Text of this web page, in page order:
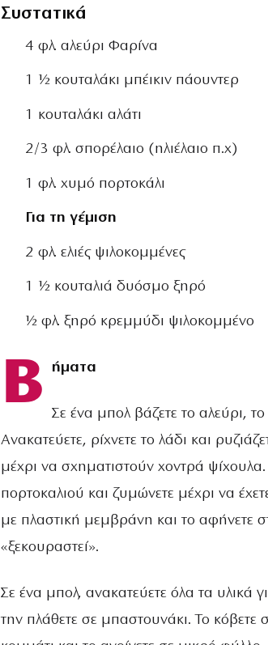
Συστατικά
4 φλ. αλεύρι Φαρίνα
1 ½ κουταλάκι μπέικιν πάουντερ
1 κουταλάκι αλάτι
2/3 φλ. σπορέλαιο (ηλιέλαιο π.χ)
1 φλ. χυμό πορτοκάλι
Για τη γέμιση
2 φλ. ελιές ψιλοκομμένες
1 ½ κουταλιά δυόσμο ξηρό
½ φλ. ξηρό κρεμμύδι ψιλοκομμένο
Β ήματα
Σε ένα μπολ βάζετε το αλεύρι,
Ανακατεύετε, ρίχνετε το λάδι και
μέχρι να σχηματιστούν χοντρά ψίχουλα.
πορτοκαλιού και ζυμώνετε μέχρι να
με πλαστική μεμβράνη και το αφήνετε
«ξεκουραστεί».
Σε ένα μπολ, ανακατεύετε όλα τα υλικά
την πλάθετε σε μπαστουνάκι. Το κόβετε